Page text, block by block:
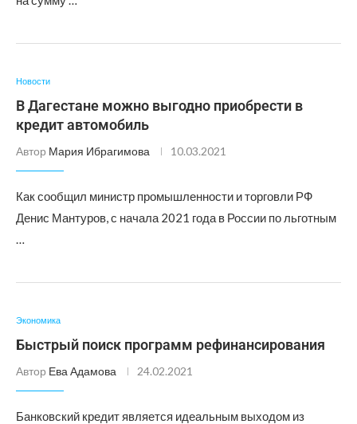
Новости
В Дагестане можно выгодно приобрести в
кредит автомобиль
Автор Мария Ибрагимова 10.03.2021
Как сообщил министр промышленности и торговли РФ
Денис Мантуров, с начала 2021 года в России по льготным
…
Экономика
Быстрый поиск программ рефинансирования
Автор Ева Адамова 24.02.2021
Банковский кредит является идеальным выходом из